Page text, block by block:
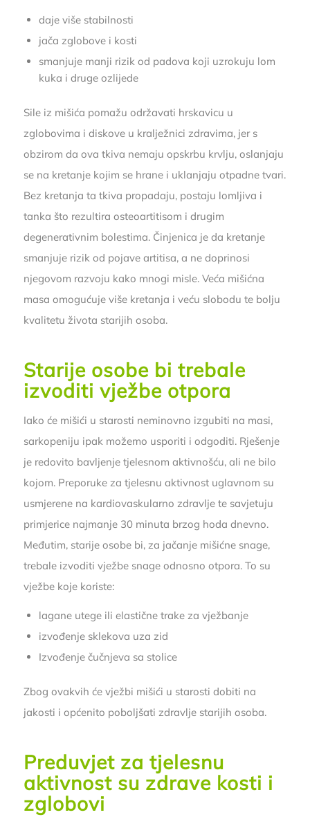
daje više stabilnosti
jača zglobove i kosti
smanjuje manji rizik od padova koji uzrokuju lom
kuka i druge ozlijede
Sile iz mišića pomažu održavati hrskavicu u
zglobovima i diskove u kralježnici zdravima, jer s
obzirom da ova tkiva nemaju opskrbu krvlju, oslanjaju
se na kretanje kojim se hrane i uklanjaju otpadne tvari.
Bez kretanja ta tkiva propadaju, postaju lomljiva i
tanka što rezultira osteoartitisom i drugim
degenerativnim bolestima. Činjenica je da kretanje
smanjuje rizik od pojave artitisa, a ne doprinosi
njegovom razvoju kako mnogi misle. Veća mišićna
masa omogućuje više kretanja i veću slobodu te bolju
kvalitetu života starijih osoba.
Starije osobe bi trebale
izvoditi vježbe otpora
Iako će mišići u starosti neminovno izgubiti na masi,
sarkopeniju ipak možemo usporiti i odgoditi. Rješenje
je redovito bavljenje tjelesnom aktivnošću, ali ne bilo
kojom. Preporuke za tjelesnu aktivnost uglavnom su
usmjerene na kardiovaskularno zdravlje te savjetuju
primjerice najmanje 30 minuta brzog hoda dnevno.
Međutim, starije osobe bi, za jačanje mišićne snage,
trebale izvoditi vježbe snage odnosno otpora. To su
vježbe koje koriste:
lagane utege ili elastične trake za vježbanje
izvođenje sklekova uza zid
Izvođenje čučnjeva sa stolice
Zbog ovakvih će vježbi mišići u starosti dobiti na
jakosti i općenito poboljšati zdravlje starijih osoba.
Preduvjet za tjelesnu
aktivnost su zdrave kosti i
zglobovi